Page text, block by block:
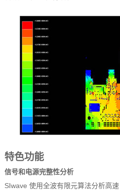
特色功能
信号和电源完整性分析
SIwave 使用全波有限元算法分析高